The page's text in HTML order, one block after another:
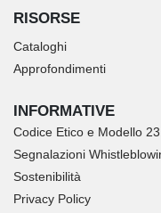
RISORSE
Cataloghi
Approfondimenti
INFORMATIVE
Codice Etico e Modello
Segnalazioni
Sostenibilità
Privacy Policy